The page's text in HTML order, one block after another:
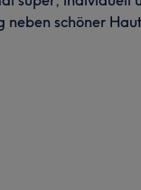
neben schöner